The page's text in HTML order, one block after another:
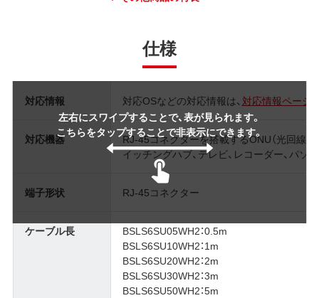
仕様
左右にスワイプすることで、表が見られます。
こちらをタップすることで非表示にできます。
対応情報 対応OSなどの対応情報は、 対応情報ページ
対応機器
RJ-45コネクターを搭載するONU（光回線終
イッチングハブ、テレビ、レコーダー、パソ
端子形状 RJ-45コネクター
ケーブル長
BSLS6SU05WH2：0.5m
BSLS6SU10WH2：1m
BSLS6SU20WH2：2m
BSLS6SU30WH2：3m
BSLS6SU50WH2：5m